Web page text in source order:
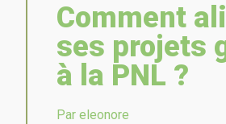
Comment
ses projets
à la PNL ?
Par eleonore